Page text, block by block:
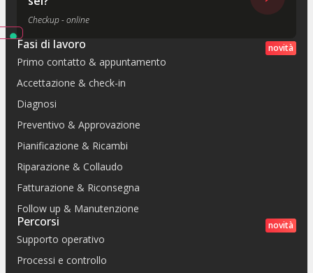
Checkup - online
novità
Fasi di lavoro
Primo contatto & appuntamento
Accettazione & check-in
Diagnosi
Preventivo & Approvazione
Pianificazione & Ricambi
Riparazione & Collaudo
Fatturazione & Riconsegna
Follow up & Manutenzione
novità
Percorsi
Supporto operativo
Processi e controllo